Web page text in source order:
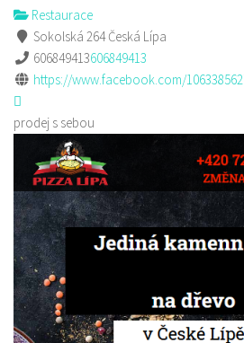
Restaurace
Sokolská 264 Česká Lípa
606849413606849413
https://www.facebook.com/
prodej s sebou